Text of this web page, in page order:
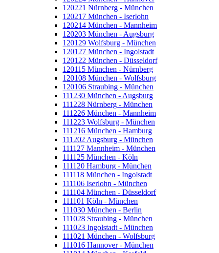
120221 Nürnberg - München
120217 München - Iserlohn
120214 München - Mannheim
120203 München - Augsburg
120129 Wolfsburg - München
120127 München - Ingolstadt
120122 München - Düsseldorf
120115 München - Nürnberg
120108 München - Wolfsburg
120106 Straubing - München
111230 München - Augsburg
111228 Nürnberg - München
111226 München - Mannheim
111223 Wolfsburg - München
111216 München - Hamburg
111202 Augsburg - München
111127 Mannheim - München
111125 München - Köln
111120 Hamburg - München
111118 München - Ingolstadt
111106 Iserlohn - München
111104 München - Düsseldorf
111101 Köln - München
111030 München - Berlin
111028 Straubing - München
111023 Ingolstadt - München
111021 München - Wolfsburg
111016 Hannover - München